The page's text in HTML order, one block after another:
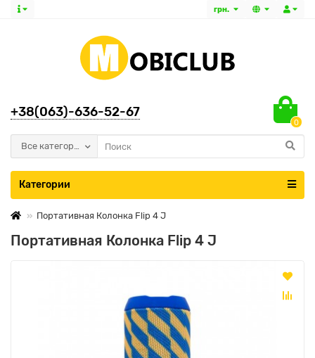
грн.
+38(063)-636-52-67
0
Все категории
Категории
Портативная Колонка Flip 4 J
Портативная Колонка Flip 4 J